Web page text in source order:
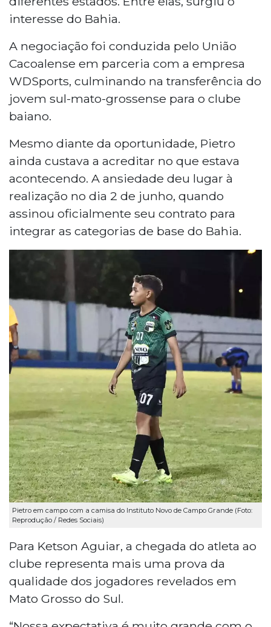
interesse do Bahia.
A negociação foi conduzida pelo União
Cacoalense em parceria com a empresa
WDSports, culminando na transferência do
jovem sul-mato-grossense para o clube
baiano.
Mesmo diante da oportunidade, Pietro
ainda custava a acreditar no que estava
acontecendo. A ansiedade deu lugar à
realização no dia 2 de junho, quando
assinou oficialmente seu contrato para
integrar as categorias de base do Bahia.
Pietro em campo com a camisa do Instituto Novo de Campo Grande (Foto:
Reprodução / Redes Sociais)
Para Ketson Aguiar, a chegada do atleta ao
clube representa mais uma prova da
qualidade dos jogadores revelados em
Mato Grosso do Sul.